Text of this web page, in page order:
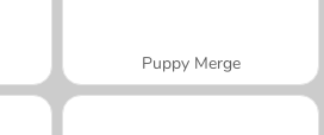
Puppy Merge